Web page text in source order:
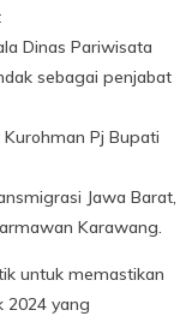
Dinas Pariwisata
sebagai penjabat
Pj Bupati
Jawa Barat,
Karawang.
untuk memastikan
2024 yang